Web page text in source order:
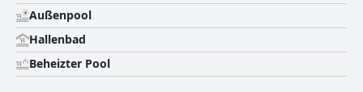
Außenpool
Hallenbad
Beheizter Pool